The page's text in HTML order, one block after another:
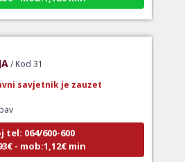
/ Kod 31
savjetnik je zauzet
tel: 064/600-600
- mob:1,12€ min